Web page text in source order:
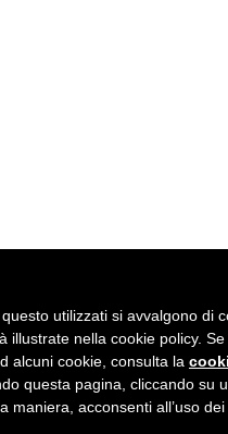
utilizzati si avvalgono di
illustrate nella cookie policy.
alcuni cookie, consulta la
questa pagina, cliccando su
maniera, acconsenti all’uso